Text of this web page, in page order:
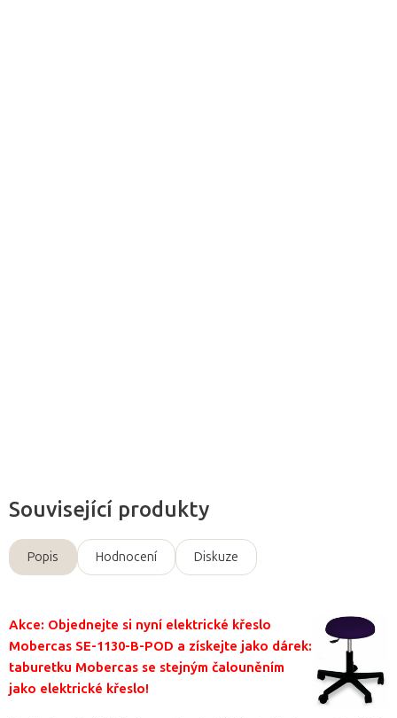
Související produkty
Popis Hodnocení Diskuze
Akce: Objednejte si nyní elektrické křeslo
Mobercas SE-1130-B-POD a získejte jako dárek:
taburetku Mobercas se stejným čalouněním
jako elektrické křeslo!